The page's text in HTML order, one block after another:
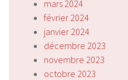
mars 2024
février 2024
janvier 2024
décembre 2023
novembre 2023
octobre 2023